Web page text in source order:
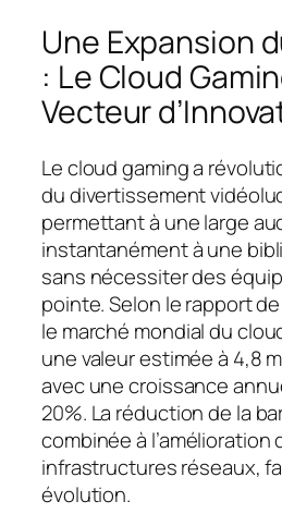
Une Expansion
: Le Cloud
Vecteur
Le cloud gaming a
du divertissement
permettant à une large
instantanément à une
sans nécessiter des
pointe. Selon le rapport
le marché mondial du
une valeur estimée à 4,8
avec une croissance
20%. La réduction de la
combinée à l’amélioration
infrastructures réseaux,
évolution.